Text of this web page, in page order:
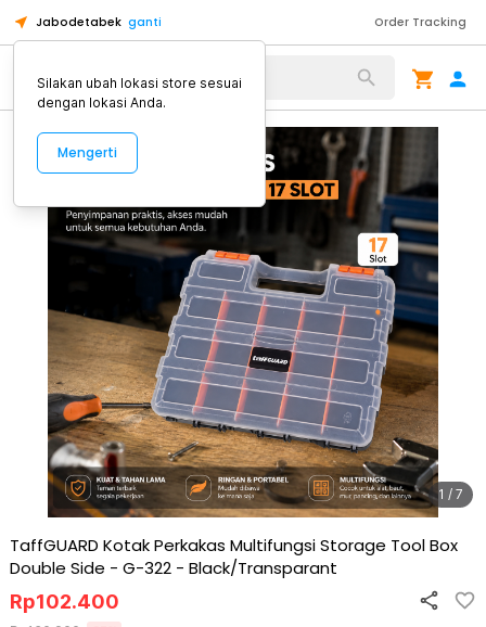
Jabodetabek ganti Order Tracking
Alat Kopi
1 / 7
TaffGUARD Kotak Perkakas Multifungsi Storage Tool Box
Double Side - G-322 - Black/Transparant
Rp102.400
Silakan ubah lokasi store sesuai
dengan lokasi Anda.
Mengerti